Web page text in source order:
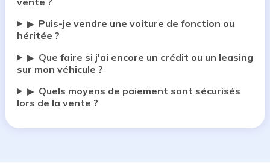
▶ Puis-je vendre une voiture de fonction ou
héritée ?
▶ Que faire si j'ai encore un crédit ou un leasing
sur mon véhicule ?
▶ Quels moyens de paiement sont sécurisés
lors de la vente ?